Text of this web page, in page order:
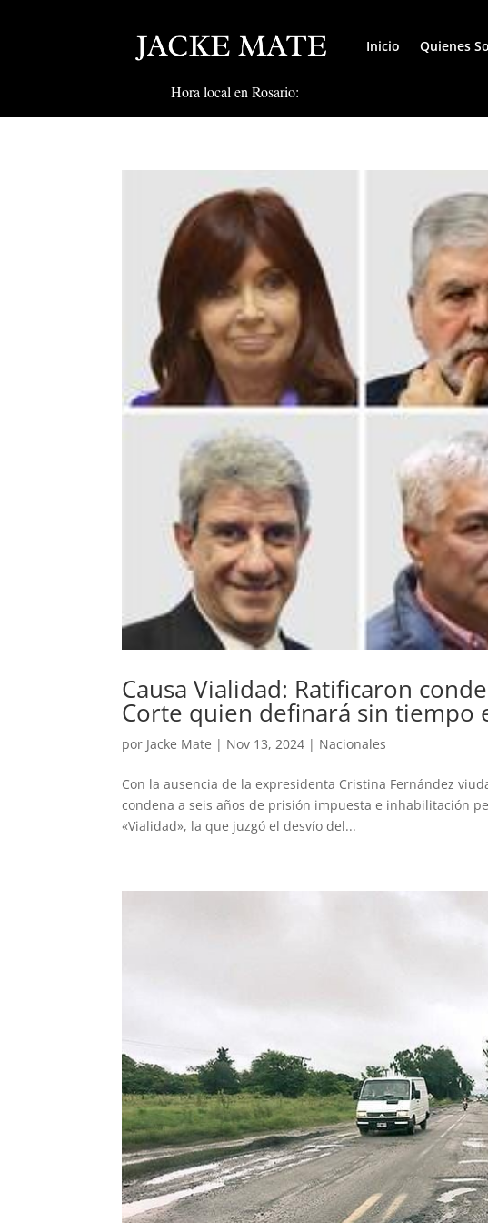
Inicio Quienes
Hora local en Rosario:
Causa Vialidad: Ratificaron
Corte quien definará sin tiempo
por Jacke Mate | Nov 13, 2024 | Nacionales
Con la ausencia de la expresidenta Cristina Fernández
condena a seis años de prisión impuesta e inhabilitación
«Vialidad», la que juzgó el desvío del...